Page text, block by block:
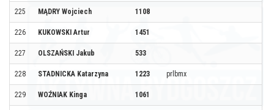
225 MĄDRY Wojciech 1108
226 KUKOWSKI Artur 1451
227 OLSZAŃSKI Jakub 533
228 STADNICKA Katarzyna 1223 prlbmx
229 WOŹNIAK Kinga 1061